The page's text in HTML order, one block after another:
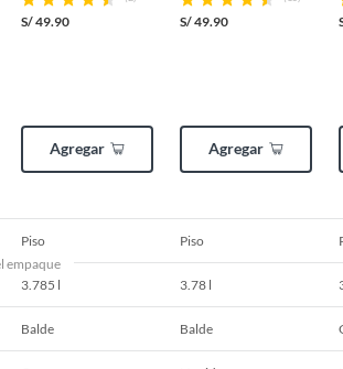
S/49.90
Agregar
S/49.90
Agregar
Piso Piso
empaque
3.785 l 3.78 l
Balde Balde